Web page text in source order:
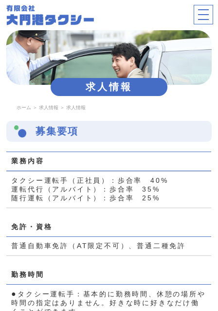
求人情報
ホーム ＞ 求人情報 ＞ 求人情報
募集要項
業務内容
タクシー運転手（正社員）：歩合率 40%
運転代行（アルバイト）：歩合率 35%
随行運転（アルバイト）：歩合率 25%
免許・資格
普通自動車免許（AT限定不可）、普通二種免許
勤務時間
● タクシー運転手：基本的に勤務時間、休憩の場所や
時間の指定はありません。好きな時に好きなだけ働